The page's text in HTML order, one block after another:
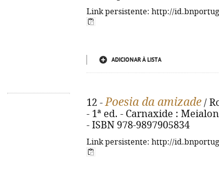
Link persistente: http://
ADICIONAR À LISTA
12 -Poesia da amizade /
- 1ª ed. - Carnaxide :
- ISBN 978-9897905834
Link persistente: http://